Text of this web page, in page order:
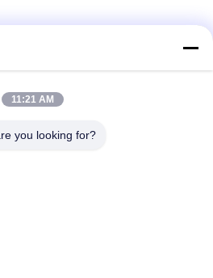
ζώνη οικονομικής και τεχνολογικής
11:21 AM
you looking for?